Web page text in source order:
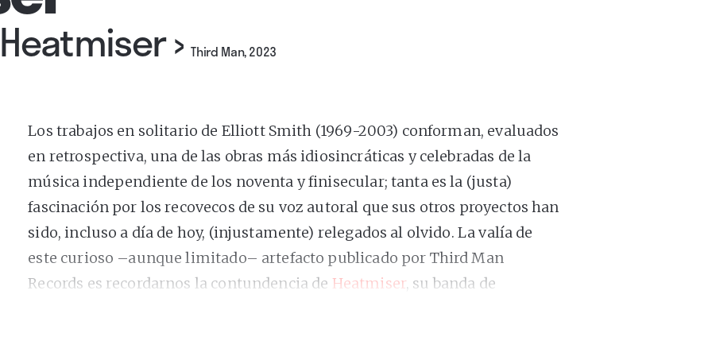
›Third Man, 2023
Los trabajos en solitario de Elliott Smith (1969-2003) conforman, evaluados
en retrospectiva, una de las obras más idiosincráticas y celebradas de la
música independiente de los noventa y finisecular; tanta es la (justa)
fascinación por los recovecos de su voz autoral que sus otros proyectos han
sido, incluso a día de hoy, (injustamente) relegados al olvido. La valía de
este curioso –aunque limitado– artefacto publicado por Third Man
Records es recordarnos la contundencia de Heatmiser, su banda de